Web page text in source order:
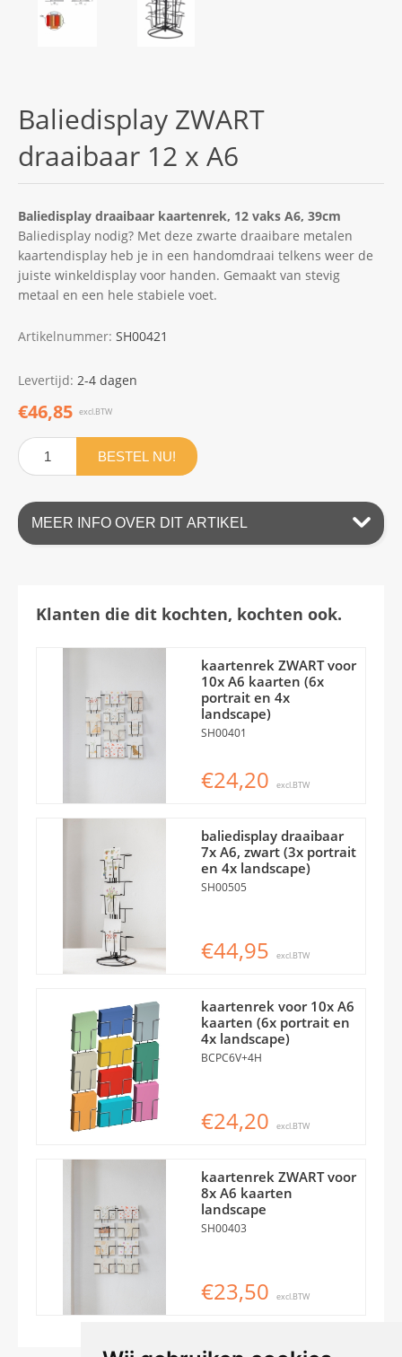
Baliedisplay ZWART
draaibaar 12 x A6
Baliedisplay draaibaar kaartenrek, 12 vaks A6, 39cm
Baliedisplay nodig? Met deze zwarte draaibare metalen
kaartendisplay heb je in een handomdraai telkens weer de
juiste winkeldisplay voor handen. Gemaakt van stevig
metaal en een hele stabiele voet.
Artikelnummer: SH00421
Levertijd: 2-4 dagen
€46,85 excl.BTW
BESTEL NU!
MEER INFO OVER DIT ARTIKEL
Klanten die dit kochten, kochten ook.
kaartenrek ZWART voor
10x A6 kaarten (6x
portrait en 4x
landscape)
SH00401
€24,20 excl.BTW
baliedisplay draaibaar
7x A6, zwart (3x portrait
en 4x landscape)
SH00505
€44,95 excl.BTW
kaartenrek voor 10x A6
kaarten (6x portrait en
4x landscape)
BCPC6V+4H
€24,20 excl.BTW
kaartenrek ZWART voor
8x A6 kaarten
landscape
SH00403
€23,50 excl.BTW